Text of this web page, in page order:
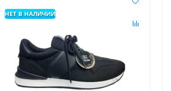
НЕТ В НАЛИЧИИ